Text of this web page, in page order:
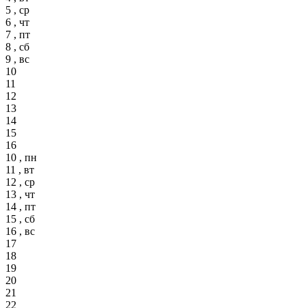
5 , ср
6 , чт
7 , пт
8 , сб
9 , вс
10
11
12
13
14
15
16
10 , пн
11 , вт
12 , ср
13 , чт
14 , пт
15 , сб
16 , вс
17
18
19
20
21
22